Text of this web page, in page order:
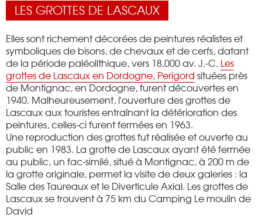
LES GROTTES DE LASCAUX
Elles sont richement décorées de peintures réalistes et
symboliques de bisons, de chevaux et de cerfs, datant
de la période paléolithique, vers 18.000 av. J.-C. Les
grottes de Lascaux en Dordogne, Perigord situées près
de Montignac, en Dordogne, furent découvertes en
1940. Malheureusement, l'ouverture des grottes de
Lascaux aux touristes entraînant la détérioration des
peintures, celles-ci furent fermées en 1963.
Une reproduction des grottes fut réalisée et ouverte au
public en 1983. La grotte de Lascaux ayant été fermée
au public, un fac-similé, situé à Montignac, à 200 m de
la grotte originale, permet la visite de deux galeries : la
Salle des Taureaux et le Diverticule Axial. Les grottes de
Lascaux se trouvent à 75 km du Camping Le moulin de
David